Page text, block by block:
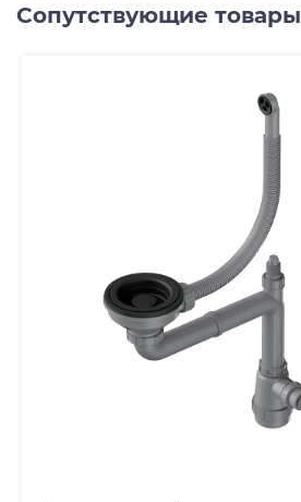
Сопутствующие товары